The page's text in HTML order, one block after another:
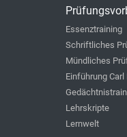
Essenztraining
Schriftliches
Mündliches
Einführung Carl
Lehrskripte
Lernwelt